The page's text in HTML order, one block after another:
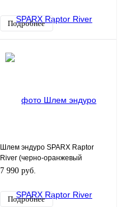
Подробнее
Шлем эндуро SPARX Raptor
River (черно-оранжевый
матовый, M)
7 990 руб.
Подробнее